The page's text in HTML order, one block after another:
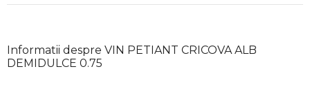
Informatii despre VIN PETIANT CRICOVA ALB
DEMIDULCE 0.75